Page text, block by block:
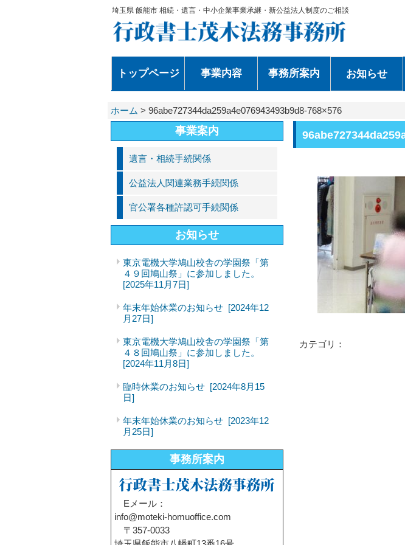
埼玉県 飯能市 相続・遺言・中小企業事業承継・新公益法人制度のご相談
トップページ 事業内容 事務所案内 お知らせ
ホーム > 96abe727344da259a4e076943493b9d8-768×576
カテゴリ：
事業案内
遺言・相続手続関係
公益法人関連業務手続関係
官公署各種許認可手続関係
お知らせ
東京電機大学鳩山校舎の学園祭「第
４９回鳩山祭」に参加しました。
[2025年11月7日]
年末年始休業のお知らせ [2024年12
月27日]
東京電機大学鳩山校舎の学園祭「第
４８回鳩山祭」に参加しました。
[2024年11月8日]
臨時休業のお知らせ [2024年8月15
日]
年末年始休業のお知らせ [2023年12
月25日]
事務所案内
Eメール：
info@moteki-homuoffice.com
〒357-0033